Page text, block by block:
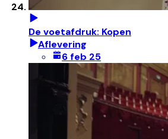
De voetafdruk: Kopen
Aflevering
6 feb 25